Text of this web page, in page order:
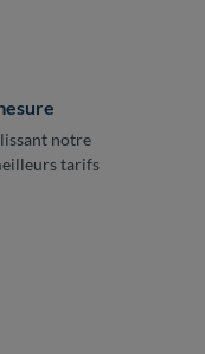
notre
tarifs